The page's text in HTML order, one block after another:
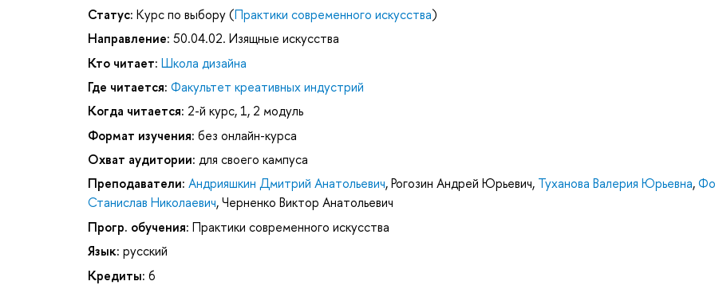
Статус: Курс по выбору (Практики современного искусства)
Направление: 50.04.02. Изящные искусства
Кто читает: Школа дизайна
Где читается: Факультет креативных индустрий
Когда читается: 2-й курс, 1, 2 модуль
Формат изучения: без онлайн-курса
Охват аудитории: для своего кампуса
Преподаватели: Андрияшкин Дмитрий Анатольевич,Рогозин Андрей Юрьевич, Туханова Валерия Юрьевна,
Станислав Николаевич,Черненко Виктор Анатольевич
Прогр. обучения: Практики современного искусства
Язык: русский
Кредиты: 6